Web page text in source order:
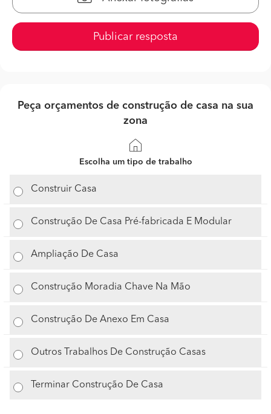
Publicar resposta
Peça orçamentos de construção de casa na sua
zona
Escolha um tipo de trabalho
Construir Casa
Construção De Casa Pré-fabricada E Modular
Ampliação De Casa
Construção Moradia Chave Na Mão
Construção De Anexo Em Casa
Outros Trabalhos De Construção Casas
Terminar Construção De Casa